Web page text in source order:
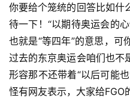
你要给个笼统的回答比如什
待一下！“以期待奥运会的
也就是“等四年”的意思，可
过去的东京奥运会咱们也不
形容那不还带着“以后可能
怪有网友表示，大家给FGO